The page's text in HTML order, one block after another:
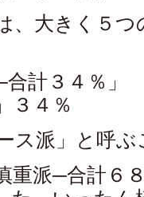
、大きく５つ
計３４％」
４％
派」と呼ぶ
派─合計６